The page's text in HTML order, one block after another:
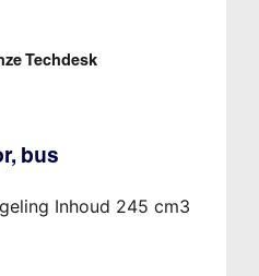
Techdesk
bus
Inhoud 245 cm3